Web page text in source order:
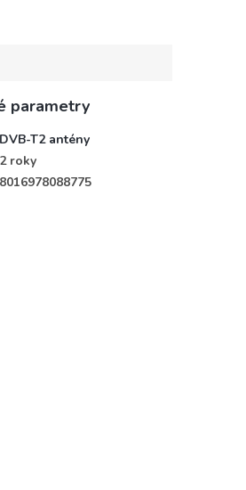
parametry
DVB-T2 antény
2 roky
8016978088775